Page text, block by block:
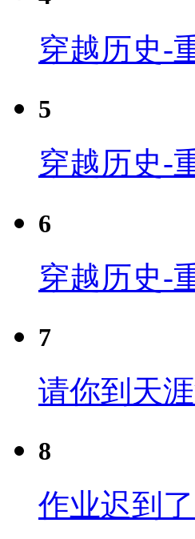
穿越历史-
5
穿越历史-
6
穿越历史-
7
请你到天
8
作业迟到